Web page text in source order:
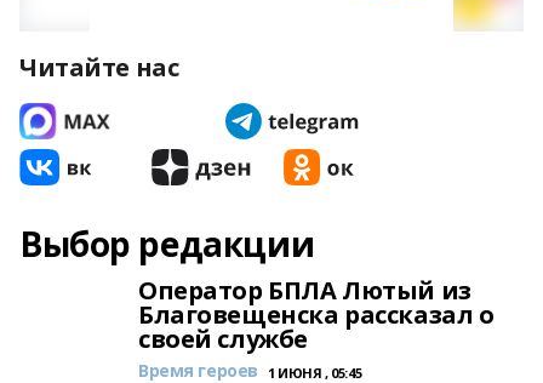
Читайте нас
Выбор редакции
Оператор БПЛА Лютый из
Благовещенска рассказал о
своей службе
Время героев 1 ИЮНЯ , 05:45